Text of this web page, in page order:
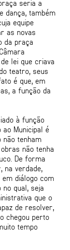
seria a
dança, também
equipe
as novas
da praça
lei que criava
teatro, seus
é que, em
a função da
à função
ao Municipal é
não tenham
não tenha
De forma
na verdade,
diálogo com
qual, seja
que o
de resolver,
chegou perto
tempo